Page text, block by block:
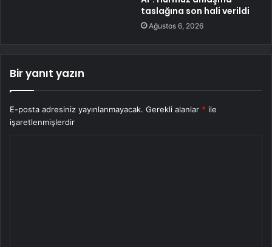
taslağına son hali verildi
Ağustos 6, 2026
Bir yanıt yazın
E-posta adresiniz yayınlanmayacak. Gerekli alanlar * ile
işaretlenmişlerdir